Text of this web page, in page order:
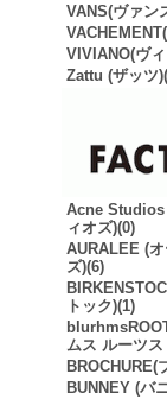
VANS(ヴァン
VIVIANO(ヴ
Zattu (ザッツ
Acne Studios
ィオズ)(0)
AURALEE (
ズ)(6)
トック)(1)
ムス ルーツ
BROCHURE(
BUNNEY (バ